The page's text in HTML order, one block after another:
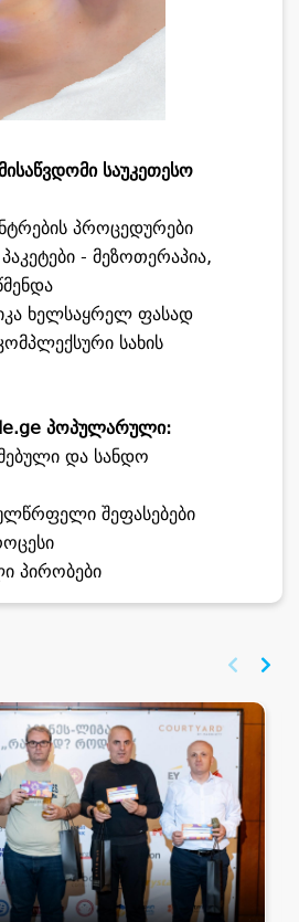
საუკეთესო
პროცედურები
- მეზოთერაპია,
ხელსაყრელ ფასად
სახის
პოპულარული:
და სანდო
შეფასებები
პირობები